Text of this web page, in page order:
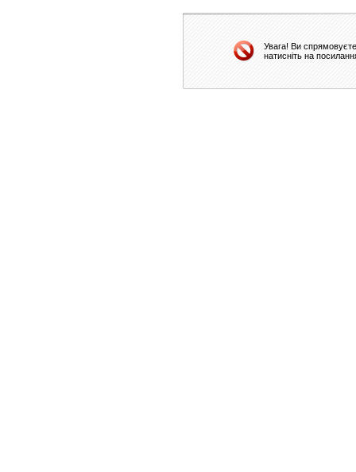
Увага! Ви
натисніть на